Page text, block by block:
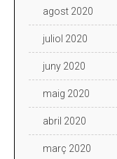
agost 2020
juliol 2020
juny 2020
maig 2020
abril 2020
març 2020